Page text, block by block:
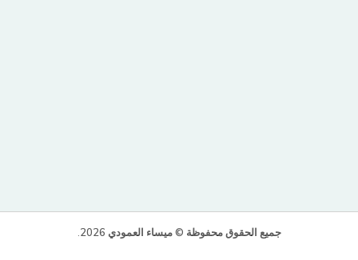
جميع الحقوق محفوظة © ميساء العمودي 2026